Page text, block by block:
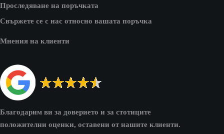
Проследяване на поръчката
Свържете се с нас относно вашата поръчка
Мнения на клиенти
Благодарим ви за доверието и за стотиците
положителни оценки, оставени от нашите клиенти.